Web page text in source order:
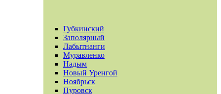
Губкинский
Заполярный
Лабытнанги
Муравленко
Надым
Новый Уренгой
Ноябрьск
Пуровск